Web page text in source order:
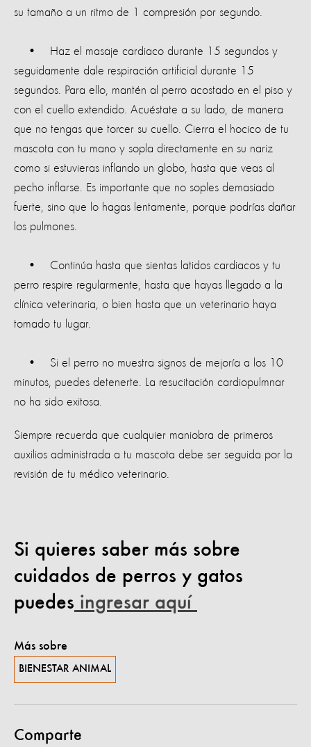
su tamaño a un ritmo de 1 compresión por segundo.
• Haz el masaje cardiaco durante 15 segundos y
seguidamente dale respiración artificial durante 15
segundos. Para ello, mantén al perro acostado en el piso y
con el cuello extendido. Acuéstate a su lado, de manera
que no tengas que torcer su cuello. Cierra el hocico de tu
mascota con tu mano y sopla directamente en su nariz
como si estuvieras inflando un globo, hasta que veas al
pecho inflarse. Es importante que no soples demasiado
fuerte, sino que lo hagas lentamente, porque podrías dañar
los pulmones.
• Continúa hasta que sientas latidos cardiacos y tu
perro respire regularmente, hasta que hayas llegado a la
clínica veterinaria, o bien hasta que un veterinario haya
tomado tu lugar.
• Si el perro no muestra signos de mejoría a los 10
minutos, puedes detenerte. La resucitación cardiopulmnar
no ha sido exitosa.
Siempre recuerda que cualquier maniobra de primeros
auxilios administrada a tu mascota debe ser seguida por la
revisión de tu médico veterinario.
Si quieres saber más sobre
cuidados de perros y gatos
puedes ingresar aquí
Más sobre
BIENESTAR ANIMAL
Comparte